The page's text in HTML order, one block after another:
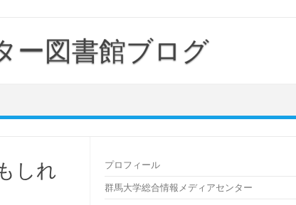
ー図書館ブログ
しれ
プロフィール
群馬大学総合情報メディアセンター